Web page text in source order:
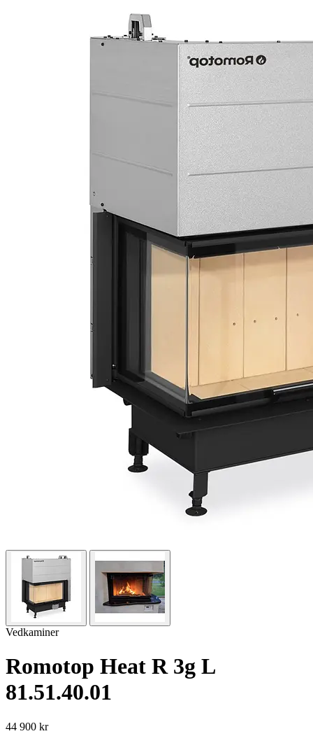
Vedkaminer
Romotop Heat R 3g L
81.51.40.01
44 900 kr